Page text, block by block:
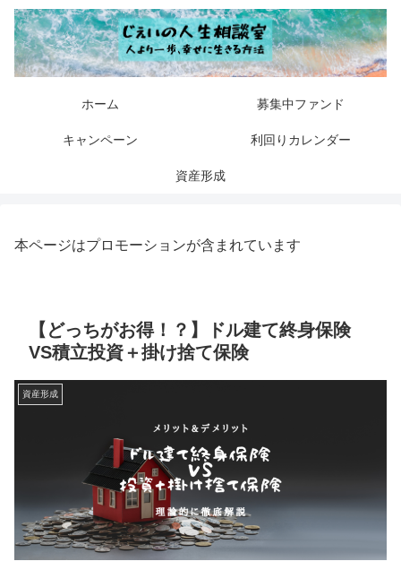
ホーム 募集中ファンド
キャンペーン 利回りカレンダー
資産形成
本ページはプロモーションが含まれています
【どっちがお得！？】ドル建て終身保険
VS積立投資＋掛け捨て保険
資産形成